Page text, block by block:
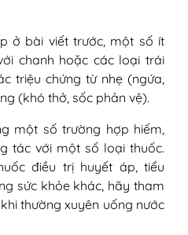
ở bài viết trước, một số ít
chanh hoặc các loại trái
triệu chứng từ nhẹ (ngứa,
(khó thở, sốc phản vệ).
một số trường hợp hiếm,
tác với một số loại thuốc.
điều trị huyết áp, tiểu
sức khỏe khác, hãy tham
thường xuyên uống nước